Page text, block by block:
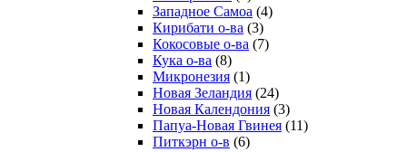
Западное Самоа (4)
Кирибати о-ва (3)
Кокосовые о-ва (7)
Кука о-ва (8)
Микронезия (1)
Новая Зеландия (24)
Новая Календония (3)
Папуа-Новая Гвинея (11)
Питкэрн о-в (6)